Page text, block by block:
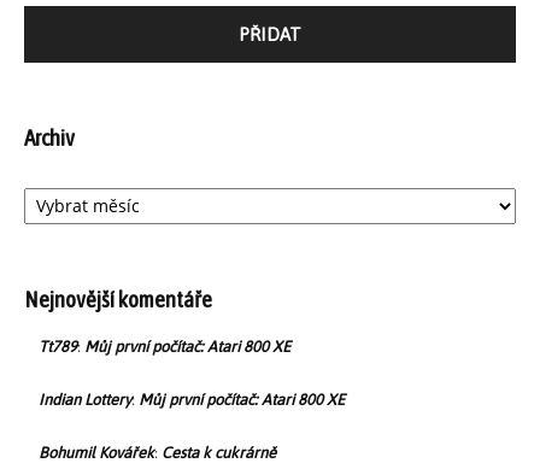
Archiv
Archiv
Nejnovější komentáře
Tt789: Můj první počítač: Atari 800 XE
Indian Lottery: Můj první počítač: Atari 800 XE
Bohumil Kovářek: Cesta k cukrárně